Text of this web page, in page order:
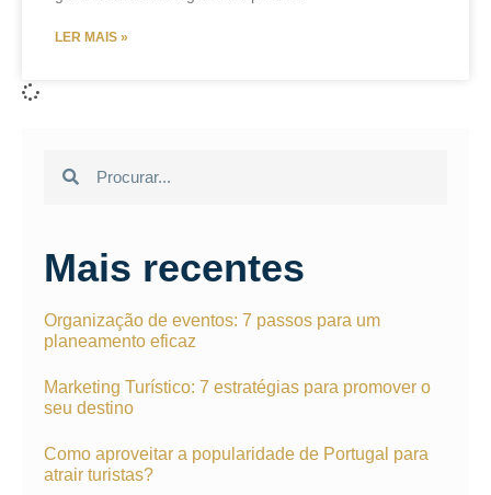
LER MAIS »
Mais recentes
Organização de eventos: 7 passos para um
planeamento eficaz
Marketing Turístico: 7 estratégias para promover o
seu destino
Como aproveitar a popularidade de Portugal para
atrair turistas?